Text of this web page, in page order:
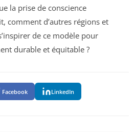
la prise de conscience
comment d’autres régions et
de ce modèle pour
durable et équitable ?
Facebook LinkedIn